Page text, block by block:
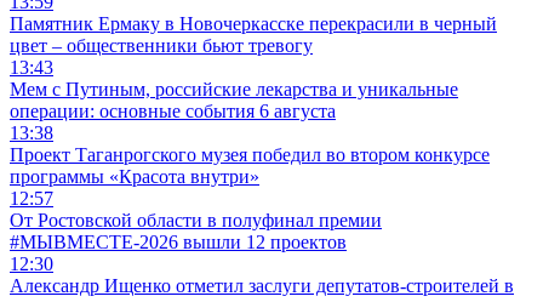
Памятник Ермаку в Новочеркасске перекрасили в черный
цвет – общественники бьют тревогу
13:43
Мем с Путиным, российские лекарства и уникальные
операции: основные события 6 августа
13:38
Проект Таганрогского музея победил во втором конкурсе
программы «Красота внутри»
12:57
От Ростовской области в полуфинал премии
#МЫВМЕСТЕ-2026 вышли 12 проектов
12:30
Александр Ищенко отметил заслуги депутатов-строителей в